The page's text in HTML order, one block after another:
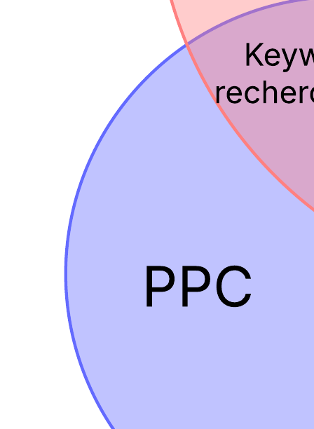
Nutzen Sie dieses Venn-Diagramm mit 5 Mengen, um
Gemeinsamkeiten und Unterschiede zwischen 5 Konzepten oder
Kategorien darzustellen.
Verwandte Vorlagen